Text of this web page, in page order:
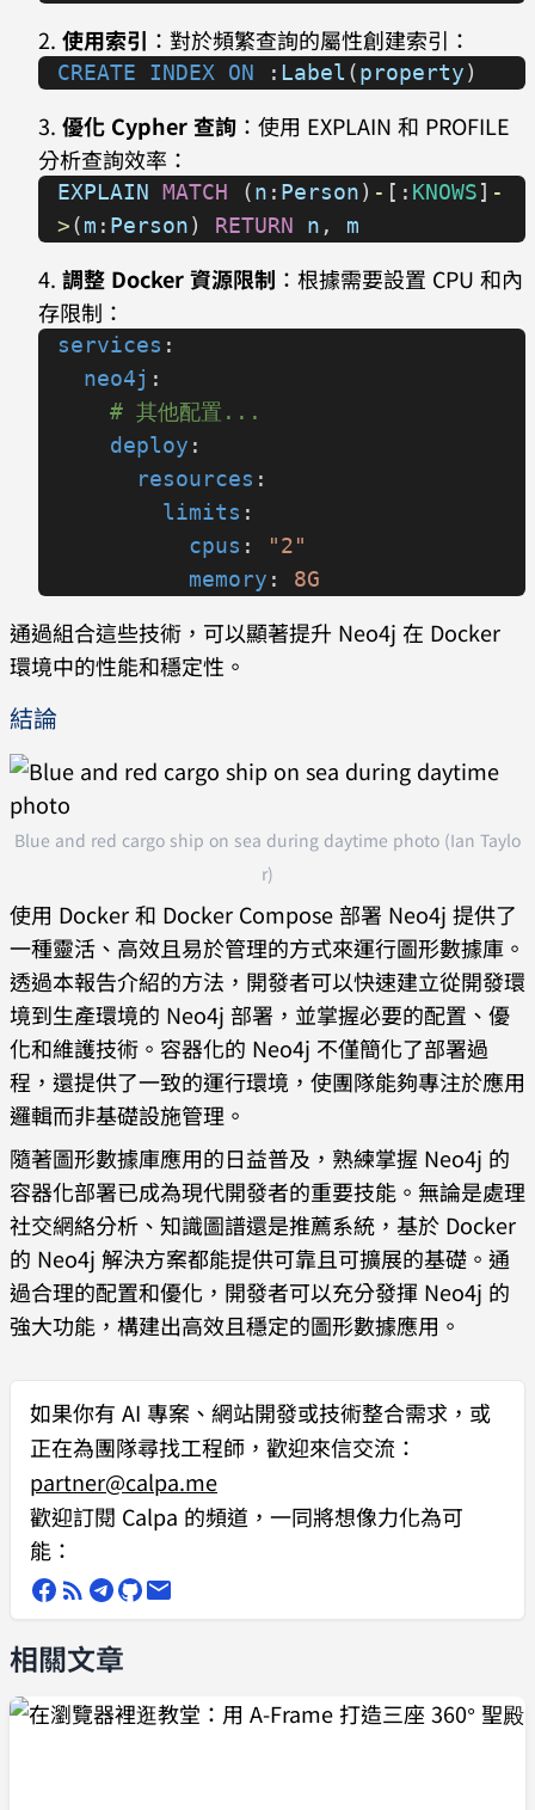
使用索引 ：對於頻繁查詢的屬性創建索引：
CREATE INDEX ON : Label (property)
優化 Cypher 查詢 ：使用 EXPLAIN 和 PROFILE
分析查詢效率：
EXPLAIN MATCH (n : Person) - [: KNOWS] -
>(m : Person) RETURN n , m
調整 Docker 資源限制 ：根據需要設置 CPU 和內
存限制：
services :
  neo4j
:
    # 其他配置...
    deploy
:
      resources
:
        limits
:
          cpus
:
"2"
          memory
: 8G
通過組合這些技術，可以顯著提升 Neo4j 在 Docker
環境中的性能和穩定性。
結論
Blue and red cargo ship on sea during daytime photo (Ian Taylo
r)
使用 Docker 和 Docker Compose 部署 Neo4j 提供了
一種靈活、高效且易於管理的方式來運行圖形數據庫。
透過本報告介紹的方法，開發者可以快速建立從開發環
境到生產環境的 Neo4j 部署，並掌握必要的配置、優
化和維護技術。容器化的 Neo4j 不僅簡化了部署過
程，還提供了一致的運行環境，使團隊能夠專注於應用
邏輯而非基礎設施管理。
隨著圖形數據庫應用的日益普及，熟練掌握 Neo4j 的
容器化部署已成為現代開發者的重要技能。無論是處理
社交網絡分析、知識圖譜還是推薦系統，基於 Docker
的 Neo4j 解決方案都能提供可靠且可擴展的基礎。通
過合理的配置和優化，開發者可以充分發揮 Neo4j 的
強大功能，構建出高效且穩定的圖形數據應用。
如果你有 AI 專案、網站開發或技術整合需求 ，或
正在為團隊尋找工程師，歡迎來信交流：
partner@calpa.me
歡迎訂閱 Calpa 的頻道，一同將想像力化為可
能：
相關文章